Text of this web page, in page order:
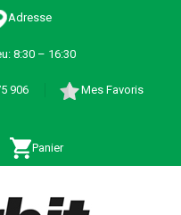
Adresse
8:30 – 16:30
906 Mes Favoris
Panier